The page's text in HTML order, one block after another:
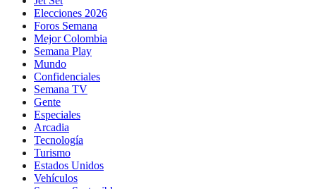
Elecciones 2026
Foros Semana
Mejor Colombia
Semana Play
Mundo
Confidenciales
Semana TV
Gente
Especiales
Arcadia
Tecnología
Turismo
Estados Unidos
Vehículos